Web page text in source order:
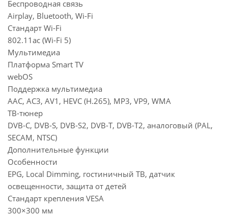
Беспроводная связь
Airplay, Bluetooth, Wi-Fi
Стандарт Wi-Fi
802.11ac (Wi-Fi 5)
Мультимедиа
Платформа Smart TV
webOS
Поддержка мультимедиа
AAC, AC3, AV1, HEVC (H.265), MP3, VP9, WMA
ТВ-тюнер
DVB-C, DVB-S, DVB-S2, DVB-T, DVB-T2, аналоговый (PAL,
SECAM, NTSC)
Дополнительные функции
Особенности
EPG, Local Dimming, гостиничный ТВ, датчик
освещенности, защита от детей
Стандарт крепления VESA
300×300 мм